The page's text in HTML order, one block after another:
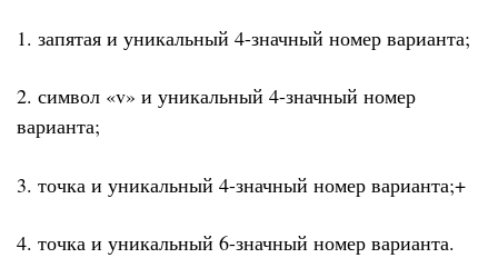
1. запятая и уникальный 4-значный номер варианта;
2. символ «v» и уникальный 4-значный номер
варианта;
3. точка и уникальный 4-значный номер варианта;+
4. точка и уникальный 6-значный номер варианта.